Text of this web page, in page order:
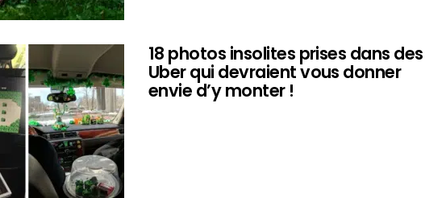
18 photos insolites prises dans des
Uber qui devraient vous donner
envie d’y monter !